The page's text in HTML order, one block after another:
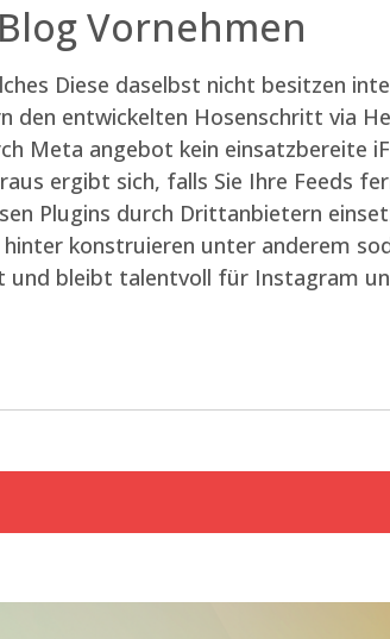
Vornehmen
Diese daselbst nicht besitzen
den entwickelten Hosenschritt via
Meta angebot kein einsatzbereite
ergibt sich, falls Sie Ihre Feeds
Plugins durch Drittanbietern
konstruieren unter anderem
und bleibt talentvoll für Instagram